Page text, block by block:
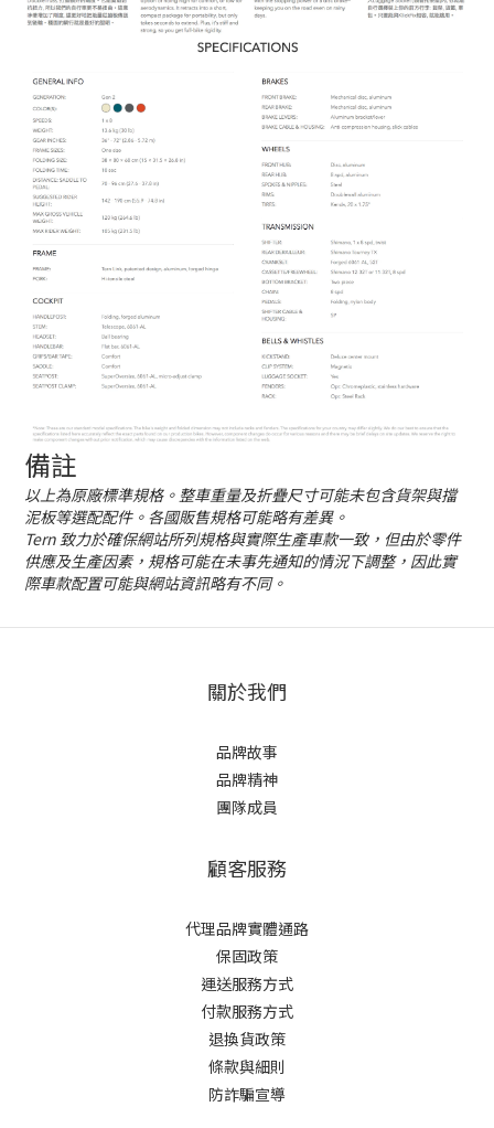
備註
以上為原廠標準規格。整車重量及折疊尺寸可能未包含貨架與擋
泥板等選配配件。各國販售規格可能略有差異。
Tern 致力於確保網站所列規格與實際生產車款一致，但由於零件
供應及生產因素，規格可能在未事先通知的情況下調整，因此實
際車款配置可能與網站資訊略有不同。
關於我們
品牌故事
品牌精神
團隊成員
顧客服務
代理品牌實體通路
保固政策
運送服務方式
付款服務方式
退換貨政策
條款與細則
防詐騙宣導